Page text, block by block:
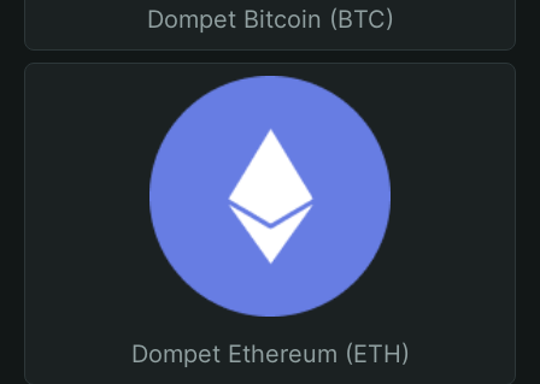
Dompet Bitcoin (BTC)
Dompet Ethereum (ETH)